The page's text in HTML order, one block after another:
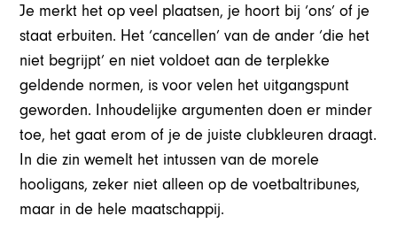
Je merkt het op veel plaatsen, je hoort bij ‘ons’ of je
staat erbuiten. Het ‘cancellen’ van de ander ‘die het
niet begrijpt’ en niet voldoet aan de terplekke
geldende normen, is voor velen het uitgangspunt
geworden. Inhoudelijke argumenten doen er minder
toe, het gaat erom of je de juiste clubkleuren draagt.
In die zin wemelt het intussen van de morele
hooligans, zeker niet alleen op de voetbaltribunes,
maar in de hele maatschappij.